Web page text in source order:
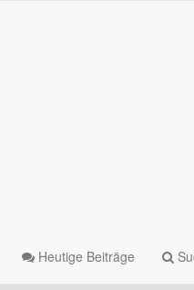
Heutige Beiträge